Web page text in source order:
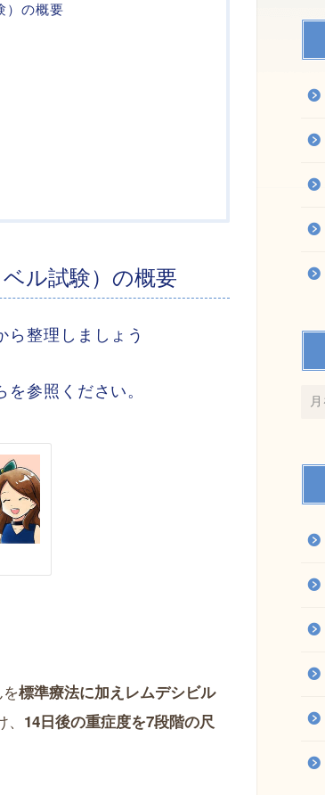
）の概要
ル試験）の概要
ら整理しましょう
参照ください。
標準療法に加えレムデシビル
14日後の重症度を7段階の尺